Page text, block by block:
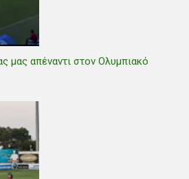
μας απέναντι στον Ολυμπιακό